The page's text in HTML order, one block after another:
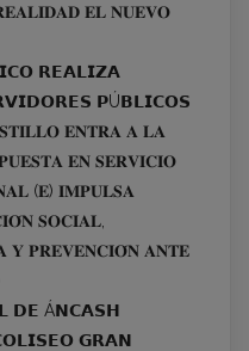
𝐄𝐋 𝐍𝐔𝐄𝐕𝐎
𝗥𝗘𝗔𝗟𝗜𝗭𝗔
𝗣Ú𝗕𝗟𝗜𝗖𝗢𝗦
𝐄𝐍𝐓𝐑𝐀 𝐀 𝐋𝐀
𝐄𝐍 𝐒𝐄𝐑𝐕𝐈𝐂𝐈𝐎
(𝐄) 𝐈𝐌𝐏𝐔𝐋𝐒𝐀
𝐒𝐎𝐂𝐈𝐀𝐋,
𝐘 𝐏𝐑𝐄𝐕𝐄𝐍𝐂𝐈𝐎́𝐍 𝐀𝐍𝐓𝐄
𝗗𝗘 Á𝗡𝗖𝗔𝗦𝗛
𝗚𝗥𝗔𝗡